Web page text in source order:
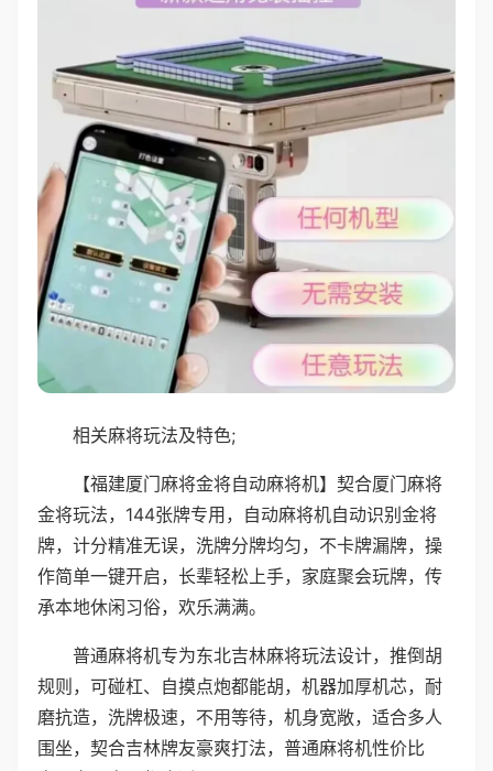
相关麻将玩法及特色;
【福建厦门麻将金将自动麻将机】契合厦门麻将
金将玩法，144张牌专用，自动麻将机自动识别金将
牌，计分精准无误，洗牌分牌均匀，不卡牌漏牌，操
作简单一键开启，长辈轻松上手，家庭聚会玩牌，传
承本地休闲习俗，欢乐满满。
普通麻将机专为东北吉林麻将玩法设计，推倒胡
规则，可碰杠、自摸点炮都能胡，机器加厚机芯，耐
磨抗造，洗牌极速，不用等待，机身宽敞，适合多人
围坐，契合吉林牌友豪爽打法，普通麻将机性价比